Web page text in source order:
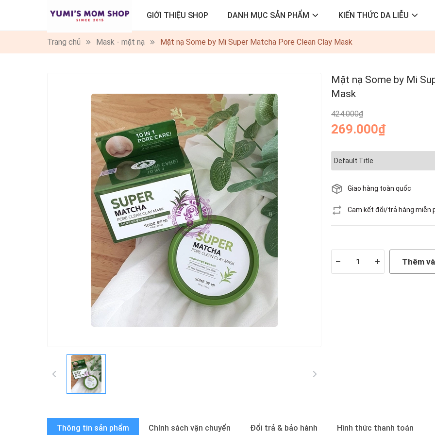
GIỚI THIỆU SHOP DANH MỤC SẢN PHẨM KIẾN THỨC DA LIỄU
Trang chủ Mask - mặt nạ Mặt nạ Some by Mi Super Matcha Pore Clean Clay Mask
Mặt nạ Some by Mi
Mask
424.000₫
269.000₫
Giao hàng toàn quốc
Cam kết đổi/trả hàng miễn
– + Thêm
Thông tin sản phẩm Chính sách vận chuyển Đổi trả & bảo hành Hình thức thanh toán